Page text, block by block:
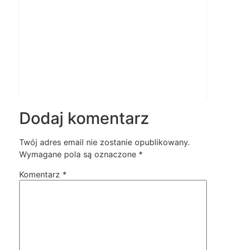
Dodaj komentarz
Twój adres email nie zostanie opublikowany.
Wymagane pola są oznaczone *
Komentarz *